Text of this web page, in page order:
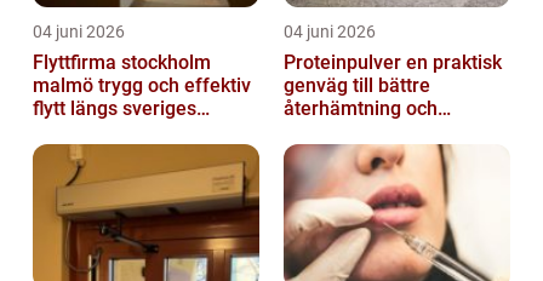
04 juni 2026
Flyttfirma stockholm
malmö trygg och effektiv
flytt längs sveriges
04 juni 2026
Proteinpulver en praktisk
genväg till bättre
återhämtning och